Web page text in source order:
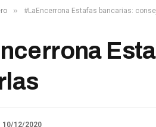
» #LaEncerrona Estafas bancarias:
10/12/2020